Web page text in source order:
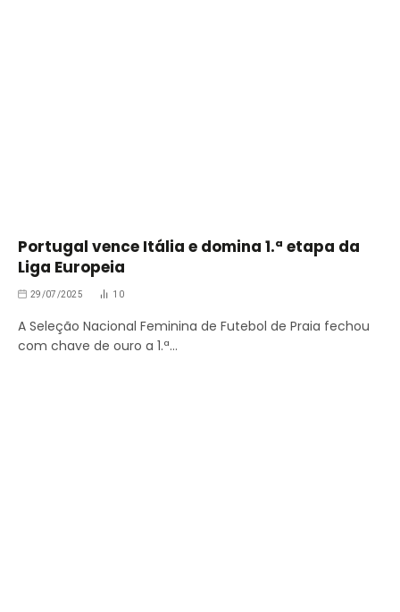
Portugal vence Itália e domina 1.ª etapa da
Liga Europeia
29/07/2025 10
A Seleção Nacional Feminina de Futebol de Praia fechou
com chave de ouro a 1.ª…